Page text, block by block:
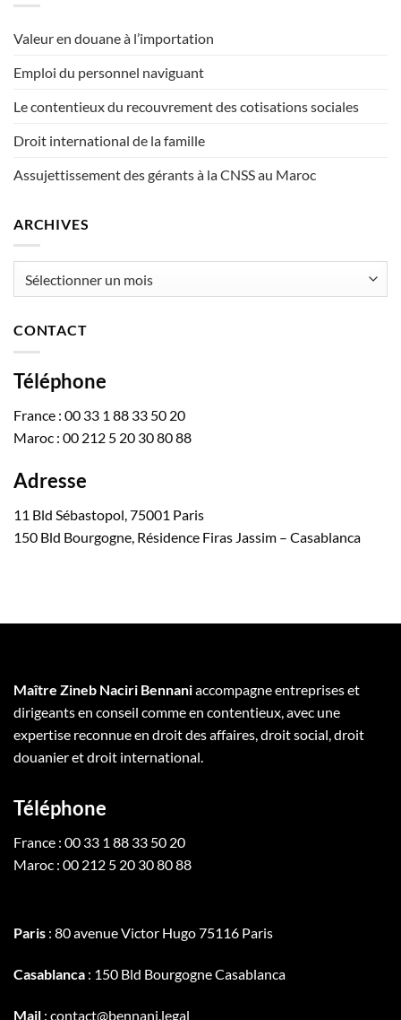
Valeur en douane à l’importation
Emploi du personnel naviguant
Le contentieux du recouvrement des cotisations sociales
Droit international de la famille
Assujettissement des gérants à la CNSS au Maroc
ARCHIVES
CONTACT
Téléphone
France : 00 33 1 88 33 50 20
Maroc : 00 212 5 20 30 80 88
Adresse
11 Bld Sébastopol, 75001 Paris
150 Bld Bourgogne, Résidence Firas Jassim – Casablanca
Maître Zineb Naciri Bennaniaccompagne entreprises et
dirigeants en conseil comme en contentieux, avec une
expertise reconnue en droit des affaires, droit social, droit
douanier et droit international.
Téléphone
France : 00 33 1 88 33 50 20
Maroc : 00 212 5 20 30 80 88
Paris : 80 avenue Victor Hugo 75116 Paris
Casablanca : 150 Bld Bourgogne Casablanca
Mail : contact@bennani.legal